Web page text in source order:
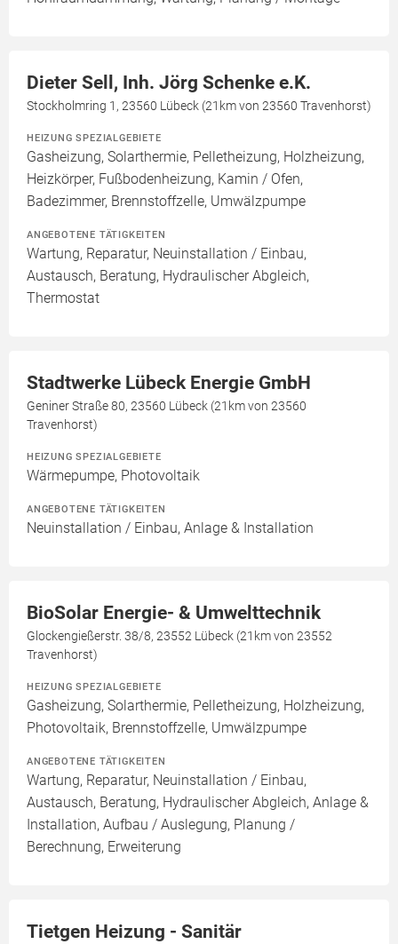
Dieter Sell, Inh. Jörg Schenke e.K.
Stockholmring 1, 23560 Lübeck (21km von 23560 Travenhorst)
HEIZUNG SPEZIALGEBIETE
Gasheizung, Solarthermie, Pelletheizung, Holzheizung,
Heizkörper, Fußbodenheizung, Kamin / Ofen,
Badezimmer, Brennstoffzelle, Umwälzpumpe
ANGEBOTENE TÄTIGKEITEN
Wartung, Reparatur, Neuinstallation / Einbau,
Austausch, Beratung, Hydraulischer Abgleich,
Thermostat
Stadtwerke Lübeck Energie GmbH
Geniner Straße 80, 23560 Lübeck (21km von 23560
Travenhorst)
HEIZUNG SPEZIALGEBIETE
Wärmepumpe, Photovoltaik
ANGEBOTENE TÄTIGKEITEN
Neuinstallation / Einbau, Anlage & Installation
BioSolar Energie- & Umwelttechnik
Glockengießerstr. 38/8, 23552 Lübeck (21km von 23552
Travenhorst)
HEIZUNG SPEZIALGEBIETE
Gasheizung, Solarthermie, Pelletheizung, Holzheizung,
Photovoltaik, Brennstoffzelle, Umwälzpumpe
ANGEBOTENE TÄTIGKEITEN
Wartung, Reparatur, Neuinstallation / Einbau,
Austausch, Beratung, Hydraulischer Abgleich, Anlage &
Installation, Aufbau / Auslegung, Planung /
Berechnung, Erweiterung
Tietgen Heizung - Sanitär